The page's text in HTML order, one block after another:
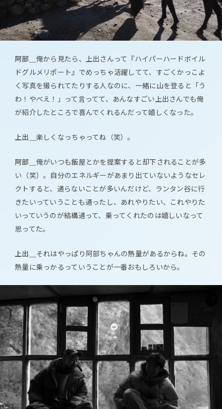
阿部＿ 俺から見たら、上出さんって『ハイパーハードボイル
ドグルメリポート』でめっちゃ活躍してて、すごくかっこよ
く写真を撮られてたりする人なのに、一緒に山を登ると「う
わ！やべえ！」って言ってて、あんなすごい上出さんでも俺
が紹介したところで喜んでくれるんだって嬉しくなった。
上出＿ 楽しくなっちゃってね（笑）。
阿部＿ 俺がいつも飯屋とかを提案すると却下されることが多
い（笑）。自分のエネルギーがあまり出ていないようなセレ
クトすると、通らないことが多いんだけど、ランタン谷に行
きたいっていうことも通ったし、あれやりたい、これやりた
いっていうのが結構通って、乗ってくれたのは嬉しいなって
思ってた。
上出＿ それはやっぱり阿部ちゃんの熱量があるからね。その
熱量に乗っかるっていうことが一番おもしろいから。